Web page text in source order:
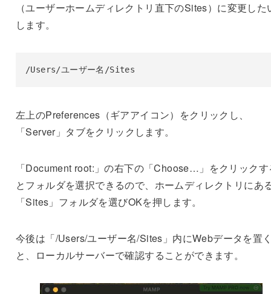
（ユーザーホームディレクトリ直下のSites）に変更した
します。
/Users/ユーザー名/Sites
左上のPreferences（ギアアイコン）をクリックし、
「Server」タブをクリックします。
「Document root:」の右下の「Choose…」をクリックす
とフォルダを選択できるので、ホームディレクトリにあ
「Sites」フォルダを選びOKを押します。
今後は「/Users/ユーザー名/Sites」内にWebデータを置
と、ローカルサーバーで確認することができます。